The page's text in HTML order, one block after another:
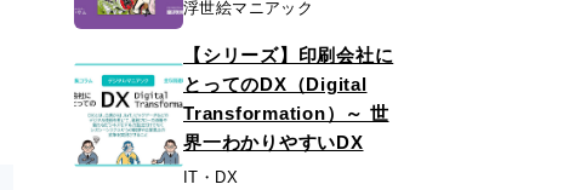
浮世絵マニアック
【シリーズ】印刷会社に
とってのDX（Digital
Transformation）～ 世
界一わかりやすいDX
IT・DX